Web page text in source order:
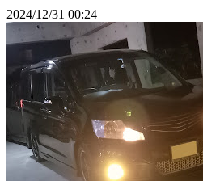
2024/12/31 00:24